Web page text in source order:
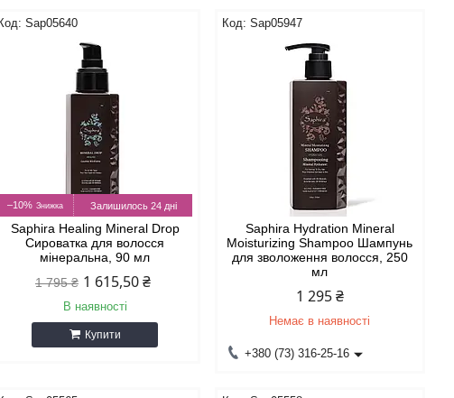
Sap05640
–10% Залишилось 24 дні
Saphira Healing Mineral Drop
Сироватка для волосся
мінеральна, 90 мл
1 795 ₴ 1 615,50 ₴
В наявності
Купити
Sap05947
Saphira Hydration Mineral
Moisturizing Shampoo Шампунь
для зволоження волосся, 250
мл
1 295 ₴
Немає в наявності
+380 (73) 316-25-16